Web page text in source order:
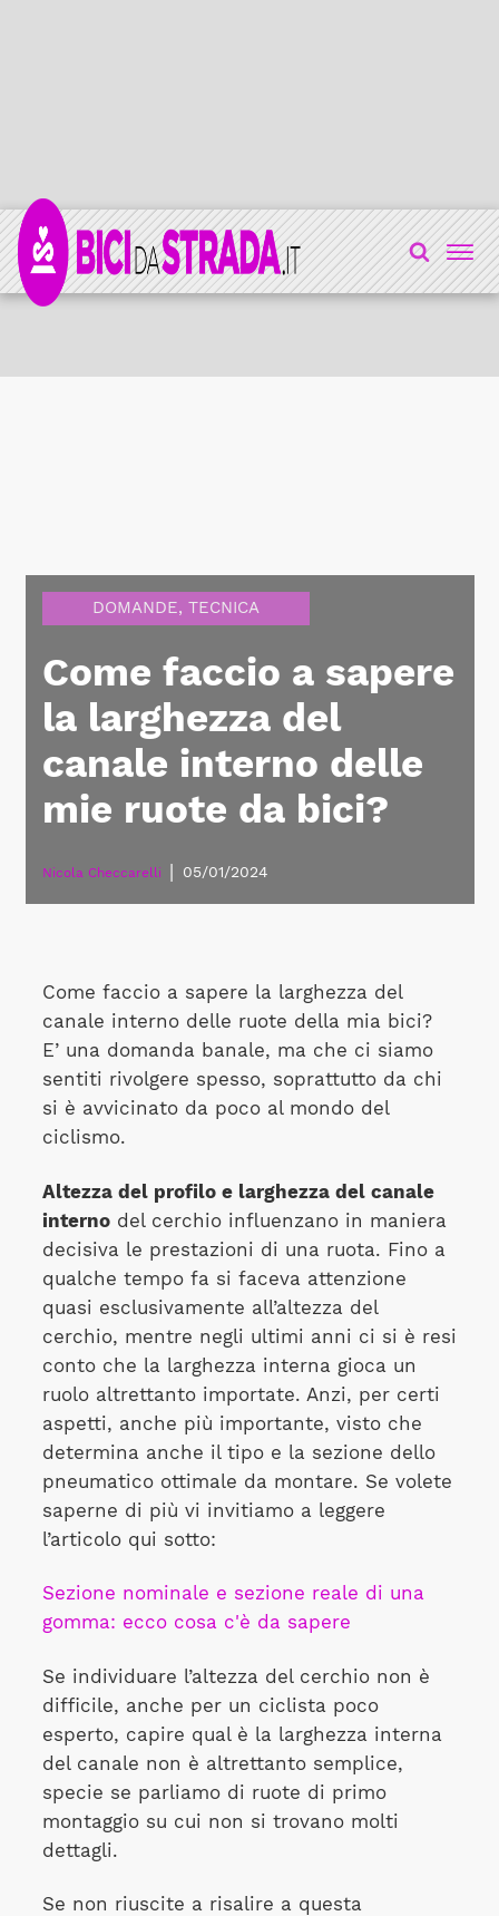
DOMANDE, TECNICA
Come faccio a sapere
la larghezza del
canale interno delle
mie ruote da bici?
Nicola Checcarelli 05/01/2024
Come faccio a sapere la larghezza del
canale interno delle ruote della mia bici?
E’ una domanda banale, ma che ci siamo
sentiti rivolgere spesso, soprattutto da chi
si è avvicinato da poco al mondo del
ciclismo.
Altezza del profilo e larghezza del canale
internodel cerchio influenzano in maniera
decisiva le prestazioni di una ruota. Fino a
qualche tempo fa si faceva attenzione
quasi esclusivamente all’altezza del
cerchio, mentre negli ultimi anni ci si è resi
conto che la larghezza interna gioca un
ruolo altrettanto importate. Anzi, per certi
aspetti, anche più importante, visto che
determina anche il tipo e la sezione dello
pneumatico ottimale da montare. Se volete
saperne di più vi invitiamo a leggere
l’articolo qui sotto:
Sezione nominale e sezione reale di una
gomma: ecco cosa c'è da sapere
Se individuare l’altezza del cerchio non è
difficile, anche per un ciclista poco
esperto, capire qual è la larghezza interna
del canale non è altrettanto semplice,
specie se parliamo di ruote di primo
montaggio su cui non si trovano molti
dettagli.
Se non riuscite a risalire a questa